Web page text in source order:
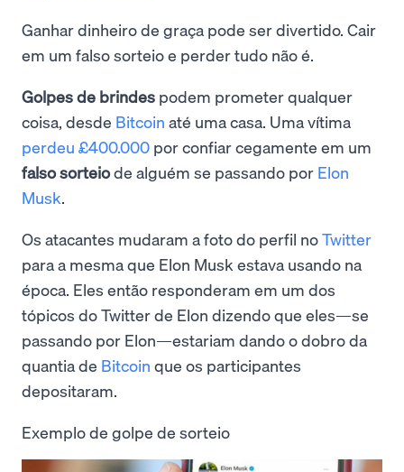
Ganhar dinheiro de graça pode ser divertido. Cair
em um falso sorteio e perder tudo não é.
Golpes de brindes podem prometer qualquer
coisa, desde Bitcoin até uma casa. Uma vítima
perdeu £400.000 por confiar cegamente em um
falso sorteiode alguém se passando por Elon
Musk.
Os atacantes mudaram a foto do perfil noTwitter
para a mesma que Elon Musk estava usando na
época. Eles então responderam em um dos
tópicos do Twitter de Elon dizendo que eles—se
passando por Elon—estariam dando o dobro da
quantia de Bitcoin que os participantes
depositaram.
Exemplo de golpe de sorteio